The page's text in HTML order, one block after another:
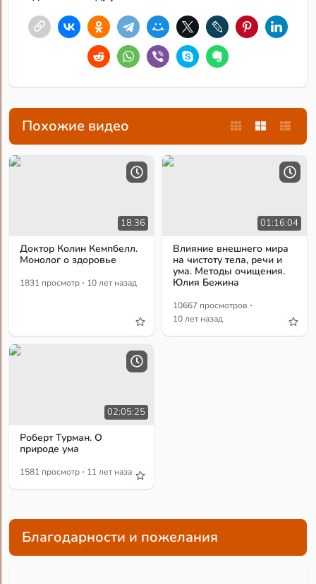
Похожие видео
18:36
Доктор Колин Кемпбелл.
Монолог о здоровье
1831 просмотр · 10 лет назад
01:16:04
Влияние внешнего мира
на чистоту тела, речи и
ума. Методы очищения.
Юлия Бежина
10667 просмотров ·
10 лет назад
02:05:25
Роберт Турман. О
природе ума
1581 просмотр · 11 лет назад
Благодарности и пожелания